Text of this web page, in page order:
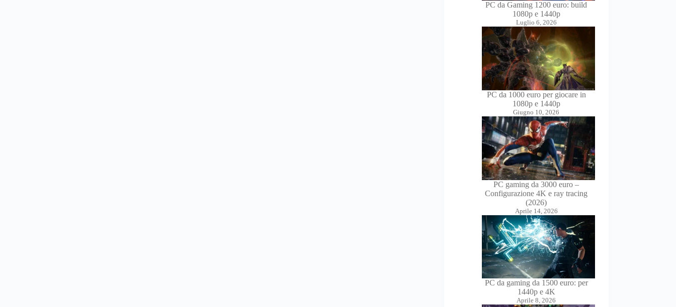
PC da Gaming 1200 euro: build
1080p e 1440p
Luglio 6, 2026
PC da 1000 euro per giocare in
1080p e 1440p
Giugno 10, 2026
PC gaming da 3000 euro –
Configurazione 4K e ray tracing
(2026)
Aprile 14, 2026
PC da gaming da 1500 euro: per
1440p e 4K
Aprile 8, 2026